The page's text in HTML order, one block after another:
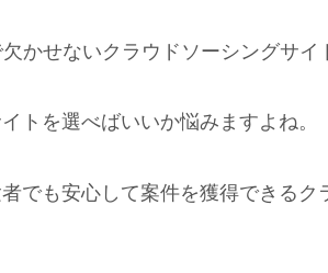
かせないクラウドソーシングサイ
トを選べばいいか悩みますよね。
でも安心して案件を獲得できるク